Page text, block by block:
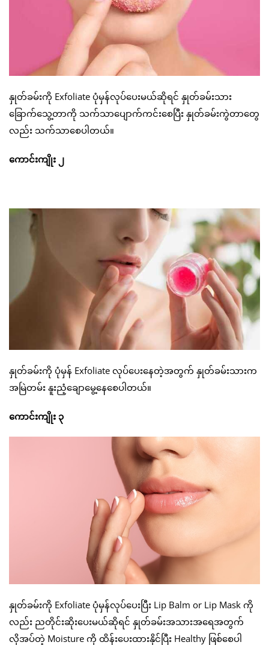
နှုတ်ခမ်းကို Exfoliate ပုံမှန်လုပ်ပေးမယ်ဆိုရင် နှုတ်ခမ်းသား
ခြောက်သွေ့တာကို သက်သာပျောက်ကင်းစေပြီး နှုတ်ခမ်းကွဲတာတွေ
လည်း သက်သာစေပါတယ်။
ကောင်းကျိုး ၂
နှုတ်ခမ်းကို ပုံမှန် Exfoliate လုပ်ပေးနေတဲ့အတွက် နှုတ်ခမ်းသားက
အမြဲတမ်း နူးညံ့ချောမွေ့နေစေပါတယ်။
ကောင်းကျိုး ၃
နှုတ်ခမ်းကို Exfoliate ပုံမှန်လုပ်ပေးပြီး Lip Balm or Lip Mask ကို
လည်း ညတိုင်းဆိုးပေးမယ်ဆိုရင် နှုတ်ခမ်းအသားအရေအတွက်
လိုအပ်တဲ့ Moisture ကို ထိန်းပေးထားနိုင်ပြီး Healthy ဖြစ်စေပါ